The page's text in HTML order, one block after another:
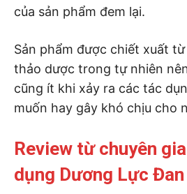
của sản phẩm đem lại.
Sản phẩm được chiết xuất
thảo dược trong tự nhiên
cũng ít khi xảy ra các tác
muốn hay gây khó chịu cho
Review từ chuyên
dụng Dương Lực Đan